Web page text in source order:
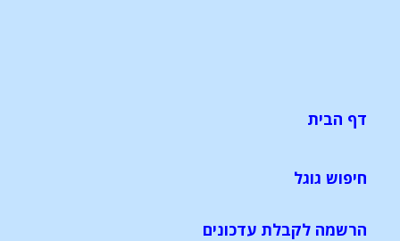
דף הבית
חיפוש גוגל
הרשמה לקבלת עדכונים